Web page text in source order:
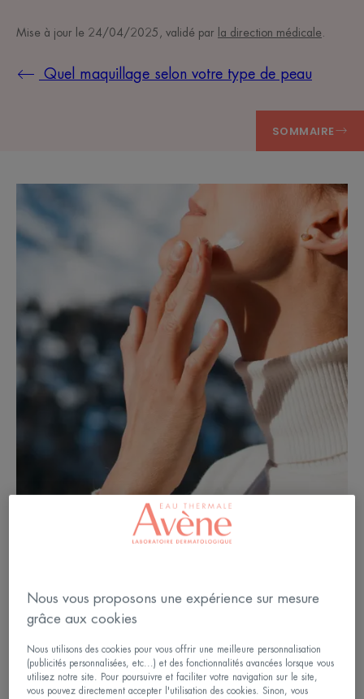
Mise à jour le 24/04/2025 , validé par la direction médicale
Quel maquillage selon votre type de peau
SOMMAIRE
Peau déshydratée : réhydrater
avant de maquiller
A quoi reconnaît-on une peau déshydratée (et
comment ne pas la confondre avec une peau
Nous vous proposons une expérience sur mesure
grâce aux cookies
Nous utilisons des cookies pour vous offrir une meilleure personnalisation
(publicités personnalisées, etc...) et des fonctionnalités avancées lorsque vous
utilisez notre site. Pour poursuivre et faciliter votre navigation sur le site,
vous pouvez directement accepter l'utilisation des cookies. Sinon, vous